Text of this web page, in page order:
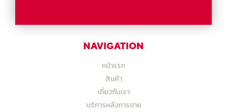
NAVIGATION
หน้าแรก
สินค้า
เกี่ยวกับเรา
บริการหลังการขาย